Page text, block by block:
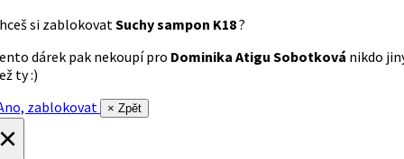
si zablokovatSuchy sampon K18?
dárek pak nekoupí pro Dominika Atigu Sobotková nikdo
ty :)
zablokovat
× Zpět